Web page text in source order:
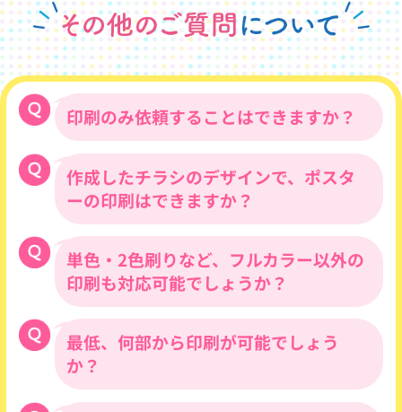
れなど、万一不良品があった場合は、納品
後一週間以内にご連絡ください。当社内で
検品をさせていただき、当社が原因の印刷
不良と認められる場合、最短納期にて無償
で刷り直しを行わせていただきます。
次の場合は、無償で刷り直しを行います。
ただし、いかなる場合におきましても、折
込代金なども含め、刷り直しの代金を超え
る保証はできません。
■印刷に6㎜以上のずれが生じた場合な
ど、印刷時に明らかにミスがあった場合。
■雨や運搬時のトラブルで、100部以上が
破損した場合。
※本体、予備チラシの他に、数十部多めに納品して
おりますので、
数十部程度の破損の場合は刷り直しを行いません。
■校了時と異なるデザインで納品された場
合。
印刷のみ依頼することはできますか？
対応可能です。他社制作データやお客様で
作成されたデータの印刷も承ります。
※入稿データの形式についてはお問い合わ
せください。
【印刷代金は下記ページをご覧くださ
い。】
作成したチラシのデザインで、ポスタ
ーの印刷はできますか？
対応可能です。1枚当たりの料金は下記を
ご覧ください。
【印刷代金は下記ページをご覧くださ
い。】
単色・2色刷りなど、フルカラー以外の
印刷も対応可能でしょうか？
当社はフルカラーのみの対応となります。
最低、何部から印刷が可能でしょう
か？